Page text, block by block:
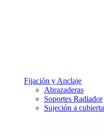
Fijación y Anclaje
Abrazaderas
Soportes Radiador
Sujeción a cubierta